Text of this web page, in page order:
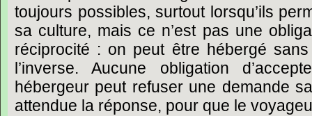
toujours possibles, surtout lorsqu’ils
sa culture, mais ce n’est pas une
réciprocité : on peut être hébergé sans
l’inverse.
Aucune obligation
hébergeur peut refuser une demande
attendue la réponse, pour que le